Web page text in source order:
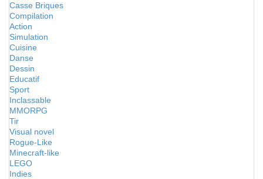
Casse Briques
Compilation
Action
Simulation
Cuisine
Danse
Dessin
Educatif
Sport
Inclassable
MMORPG
Tir
Visual novel
Rogue-Like
Minecraft-like
LEGO
Indies